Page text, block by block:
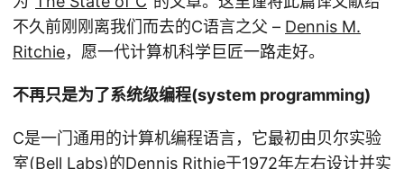
不久前刚刚离我们而去的C语言之父 – Dennis M.
Ritchie，愿一代计算机科学巨匠一路走好。
不再只是为了系统级编程(system programming)
C是一门通用的计算机编程语言，它最初由贝尔实验
室(Bell Labs)的Dennis Rithie于1972年左右设计并实